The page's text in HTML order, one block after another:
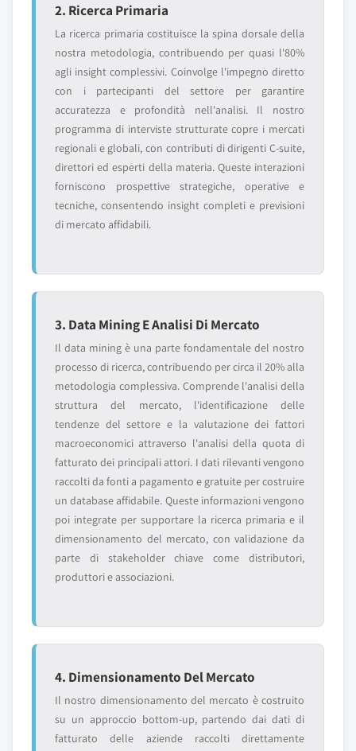
2. Ricerca Primaria
La ricerca primaria costituisce la spina dorsale della
nostra metodologia, contribuendo per quasi l'80%
agli insight complessivi. Coinvolge l'impegno diretto
con i partecipanti del settore per garantire
accuratezza e profondità nell'analisi. Il nostro
programma di interviste strutturate copre i mercati
regionali e globali, con contributi di dirigenti C-suite,
direttori ed esperti della materia. Queste interazioni
forniscono prospettive strategiche, operative e
tecniche, consentendo insight completi e previsioni
di mercato affidabili.
3. Data Mining E Analisi Di Mercato
Il data mining è una parte fondamentale del nostro
processo di ricerca, contribuendo per circa il 20% alla
metodologia complessiva. Comprende l'analisi della
struttura del mercato, l'identificazione delle
tendenze del settore e la valutazione dei fattori
macroeconomici attraverso l'analisi della quota di
fatturato dei principali attori. I dati rilevanti vengono
raccolti da fonti a pagamento e gratuite per costruire
un database affidabile. Queste informazioni vengono
poi integrate per supportare la ricerca primaria e il
dimensionamento del mercato, con validazione da
parte di stakeholder chiave come distributori,
produttori e associazioni.
4. Dimensionamento Del Mercato
Il nostro dimensionamento del mercato è costruito
su un approccio bottom-up, partendo dai dati di
fatturato delle aziende raccolti direttamente